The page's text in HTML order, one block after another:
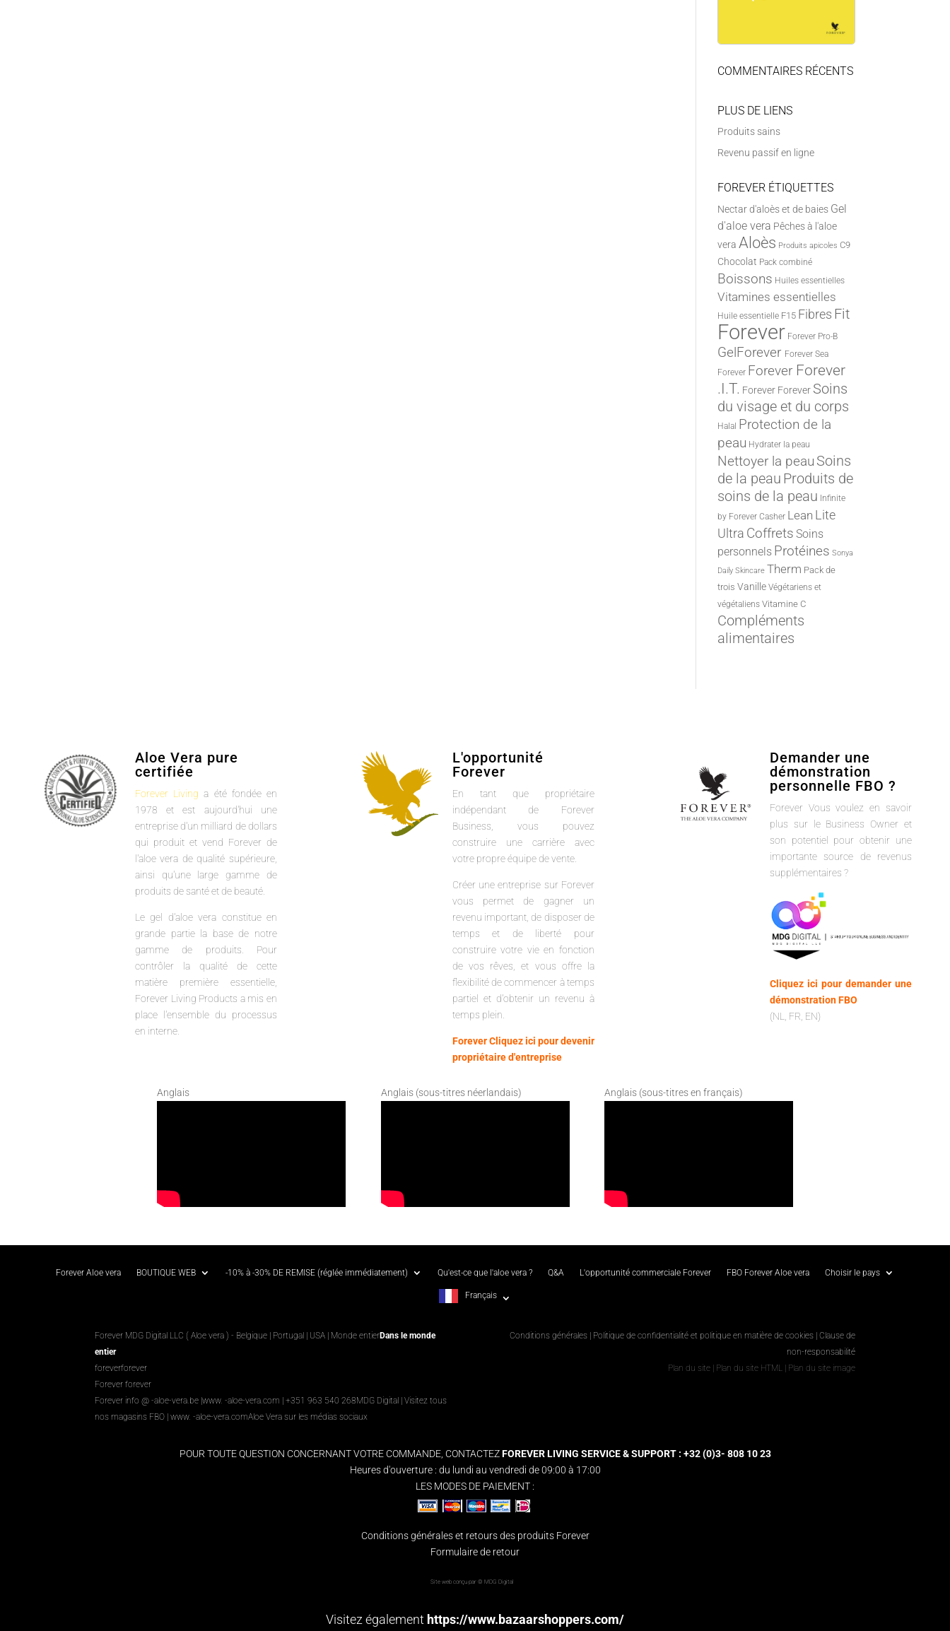
COMMENTAIRES RÉCENTS
PLUS DE LIENS
Produits sains
Revenu passif en ligne
FOREVER ÉTIQUETTES
Nectar d'aloès et de baies Gel
d'aloe vera Pêches à l'aloe
vera Aloès Produits apicoles C9
Chocolat Pack combiné
Boissons Huiles essentielles
Vitamines essentielles
Huile essentielle F15 Fibres Fit
Forever Forever Pro-B
GelForever Forever Sea
Forever Forever Forever
.I.T. Forever Forever Soins
du visage et du corps
Halal Protection de la
peau Hydrater la peau
Nettoyer la peau Soins
de la peau Produits de
soins de la peau Infinite
by Forever Casher Lean Lite
Ultra Coffrets Soins
personnels Protéines Sonya
Daily Skincare Therm Pack de
trois Vanille Végétariens et
végétaliens Vitamine C
Compléments
alimentaires
Aloe Vera pure
certifiée
Forever Living a été fondée en
1978 et est aujourd'hui une
entreprise d'un milliard de dollars
qui produit et vend Forever de
l'aloe vera de qualité supérieure,
ainsi qu'une large gamme de
produits de santé et de beauté.
Le gel d'aloe vera constitue en
grande partie la base de notre
gamme de produits. Pour
contrôler la qualité de cette
matière première essentielle,
Forever Living Products a mis en
place l'ensemble du processus
en interne.
L'opportunité
Forever
En tant que propriétaire
indépendant de Forever
Business, vous pouvez
construire une carrière avec
votre propre équipe de vente.
Créer une entreprise sur Forever
vous permet de gagner un
revenu important, de disposer de
temps et de liberté pour
construire votre vie en fonction
de vos rêves, et vous offre la
flexibilité de commencer à temps
partiel et d'obtenir un revenu à
temps plein.
Forever Cliquez ici pour devenir
propriétaire d'entreprise
Demander une
démonstration
personnelle FBO ?
Forever Vous voulez en savoir
plus sur le Business Owner et
son potentiel pour obtenir une
importante source de revenus
supplémentaires ?
Cliquez ici pour demander une
démonstration FBO
(NL, FR, EN)
Anglais Anglais (sous-titres néerlandais) Anglais (sous-titres en français)
Forever Aloe vera BOUTIQUE WEB -10% à -30% DE REMISE (réglée immédiatement) Qu'est-ce que l'aloe vera ? Q&A L'opportunité commerciale Forever FBO Forever Aloe vera Choisir le pays
Français
Forever MDG Digital LLC ( Aloe vera ) - Belgique | Portugal | USA | Monde entierDans le monde
entier
foreverforever
Forever forever
Forever info @ -aloe-vera.be |www. -aloe-vera.com | +351 963 540 268MDG Digital |Visitez tous
nos magasins FBO |www. -aloe-vera.comAloe Vera sur les médias sociaux
Conditions générales| Politique de confidentialité et politique en matière de cookies Clause de
non-responsabilité
Plan du site| Plan du site HTML| Plan du site image
POUR TOUTE QUESTION CONCERNANT VOTRE COMMANDE, CONTACTEZFOREVER LIVING SERVICE & SUPPORT : +32 (0)3- 808 10 23
Heures d'ouverture : du lundi au vendredi de 09:00 à 17:00
LES MODES DE PAIEMENT :
Conditions générales et retours des produits Forever
Formulaire de retour
Site web conçu par © MDG Digital
Visitez également https://www.bazaarshoppers.com/